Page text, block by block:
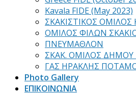
Kavala FIDE (May 2023)
ΣΚΑΚΙΣΤΙΚΟΣ ΟΜΙΛΟΣ
ΟΜΙΛΟΣ ΦΙΛΩΝ
ΠΝΕΥΜΑΘΛΟΝ
ΣΚΑΚ. ΟΜΙΛΟΣ ΔΗΜΟΥ
ΓΑΣ ΗΡΑΚΛΗΣ
Photo Gallery
ΕΠΙΚΟΙΝΩΝΙΑ